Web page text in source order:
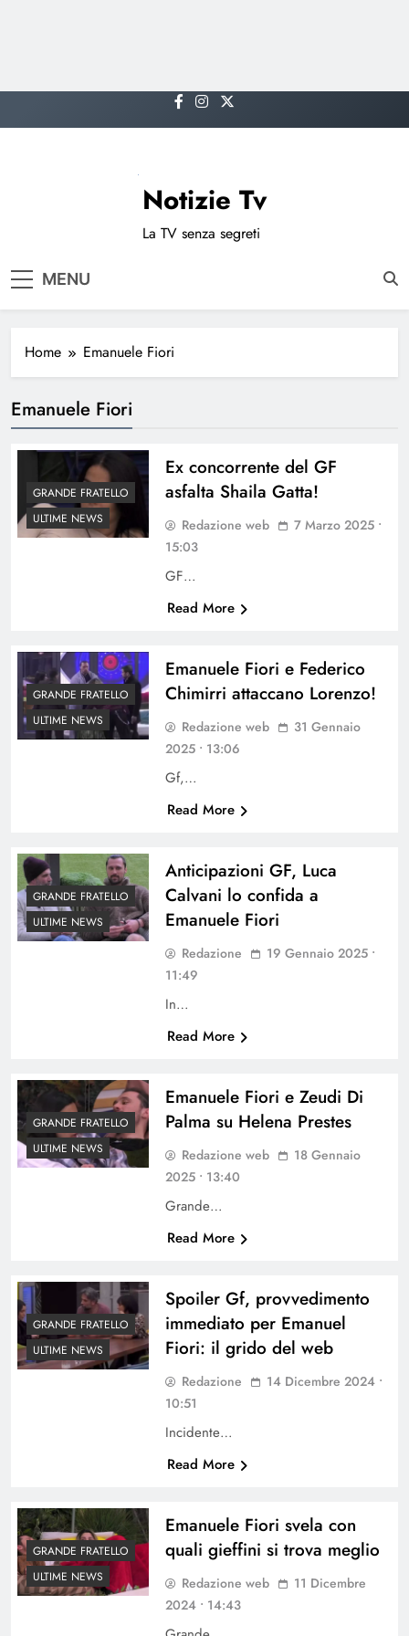
to
Notizie Tv
La TV senza segreti
MENU
Home Emanuele Fiori
Emanuele Fiori
GRANDE FRATELLO
ULTIME NEWS
Ex concorrente del GF
asfalta Shaila Gatta!
Redazione web
7 Marzo 2025 •
15:03
GF…
Read More
GRANDE FRATELLO
ULTIME NEWS
Emanuele Fiori e Federico
Chimirri attaccano Lorenzo!
Redazione web
31 Gennaio
2025 • 13:06
Gf,…
Read More
GRANDE FRATELLO
ULTIME NEWS
Anticipazioni GF, Luca
Calvani lo confida a
Emanuele Fiori
Redazione
19 Gennaio 2025 •
11:49
In…
Read More
GRANDE FRATELLO
ULTIME NEWS
Emanuele Fiori e Zeudi Di
Palma su Helena Prestes
Redazione web
18 Gennaio
2025 • 13:40
Grande…
Read More
GRANDE FRATELLO
ULTIME NEWS
Spoiler Gf, provvedimento
immediato per Emanuel
Fiori: il grido del web
Redazione
14 Dicembre 2024 •
10:51
Incidente…
Read More
GRANDE FRATELLO
ULTIME NEWS
Emanuele Fiori svela con
quali gieffini si trova meglio
Redazione web
11 Dicembre
2024 • 14:43